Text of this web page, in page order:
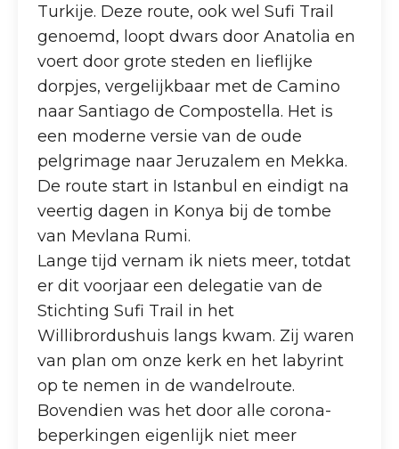
Turkije. Deze route, ook wel Sufi Trail
genoemd, loopt dwars door Anatolia en
voert door grote steden en lieflijke
dorpjes, vergelijkbaar met de Camino
naar Santiago de Compostella. Het is
een moderne versie van de oude
pelgrimage naar Jeruzalem en Mekka.
De route start in Istanbul en eindigt na
veertig dagen in Konya bij de tombe
van Mevlana Rumi.
Lange tijd vernam ik niets meer, totdat
er dit voorjaar een delegatie van de
Stichting Sufi Trail in het
Willibrordushuis langs kwam. Zij waren
van plan om onze kerk en het labyrint
op te nemen in de wandelroute.
Bovendien was het door alle corona-
beperkingen eigenlijk niet meer